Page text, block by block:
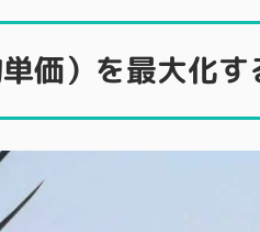
価）を最大化